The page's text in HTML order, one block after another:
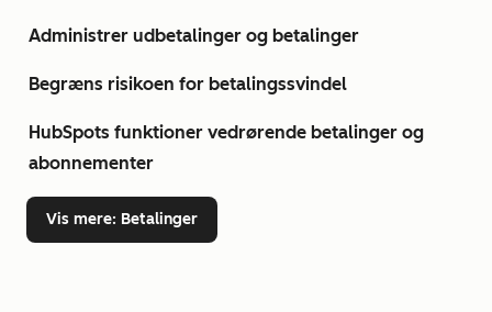
Administrer udbetalinger og betalinger
Begræns risikoen for betalingssvindel
HubSpots funktioner vedrørende betalinger og
abonnementer
Vis mere: Betalinger